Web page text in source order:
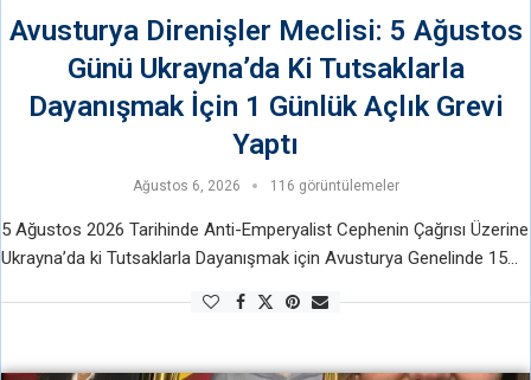
Avusturya Direnişler Meclisi: 5 Ağustos
Günü Ukrayna’da Ki Tutsaklarla
Dayanışmak İçin 1 Günlük Açlık Grevi
Yaptı
Ağustos 6, 2026 116 görüntülemeler
5 Ağustos 2026 Tarihinde Anti-Emperyalist Cephenin Çağrısı Üzerine
Ukrayna’da ki Tutsaklarla Dayanışmak için Avusturya Genelinde 15
Ukrayna’da Direniş Kiev’de ev …